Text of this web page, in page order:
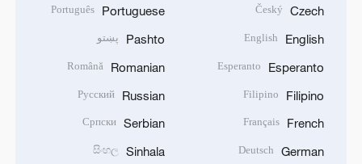
Czech
Český
English
English
Esperanto
Esperanto
Filipino
Filipino
French
Français
German
Deutsch
Portuguese
Português
Pashto پښتو
Romanian
Română
Russian
Русский
Serbian
Српски
Sinhala
සිංහල